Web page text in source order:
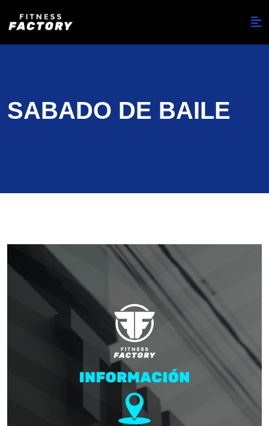
SABADO DE BAILE